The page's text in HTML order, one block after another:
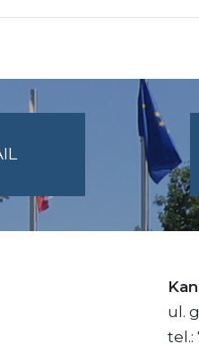
NA
UMWO@OPOLSKIE.PL
ul.
tel.: